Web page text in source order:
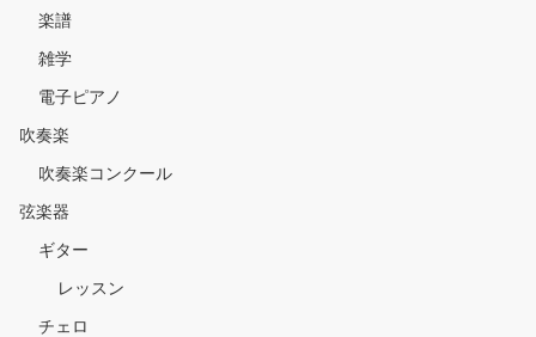
楽譜
雑学
電子ピアノ
吹奏楽
吹奏楽コンクール
弦楽器
ギター
レッスン
チェロ